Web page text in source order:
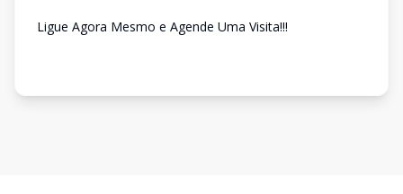
Ligue Agora Mesmo e Agende Uma Visita!!!